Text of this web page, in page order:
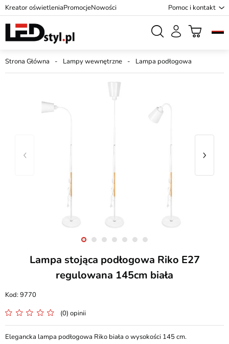
Kreator oświetleniaPromocjeNowości Pomoc i kontakt
Strona Główna Lampy wewnętrzne Lampa podłogowa
Lampa stojąca podłogowa Riko E27
regulowana 145cm biała
9770
(0) opinii
Elegancka lampa podłogowa Riko biała o wysokości 145 cm.